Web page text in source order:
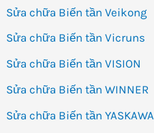
Sửa chữa Biến tần Veikong
Sửa chữa Biến tần Vicruns
Sửa chữa Biến tần VISION
Sửa chữa Biến tần WINNER
Sửa chữa Biến tần YASKAWA